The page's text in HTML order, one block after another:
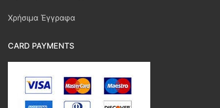
Χρήσιμα Έγγραφα
CARD PAYMENTS